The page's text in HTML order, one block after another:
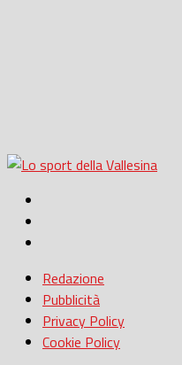
Redazione
Pubblicità
Privacy Policy
Cookie Policy